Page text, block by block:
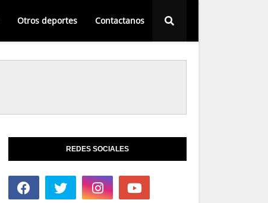
Otros deportes Contactanos
REDES SOCIALES